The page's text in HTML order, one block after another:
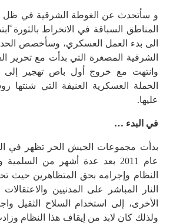
و سأتحدث عن الغوطة الشرقية في ظل
المناطق السباقة في الانخراط بالثورة
الى بدء العمل العسكري، وسأخصص
الشرقية المصغرة التي بدأت مع تحرير
وانتهت مع خروج أول باص تهجير إلى
الحملة العسكرية العنيفة التي شنتها
عليها.
في البدء …
بدأت مجموعات الجيش الحر تظهر في
عام 2011 بعد عدة أشهر من
النظام وإجرامه بحق المتظاهرين حيث
النار المباشر على المدنيين والاعتقالات
الأخرى، إلى استخدام السلاح الثقيل
ولذلك كان لابد من إيقاف هذا النظام